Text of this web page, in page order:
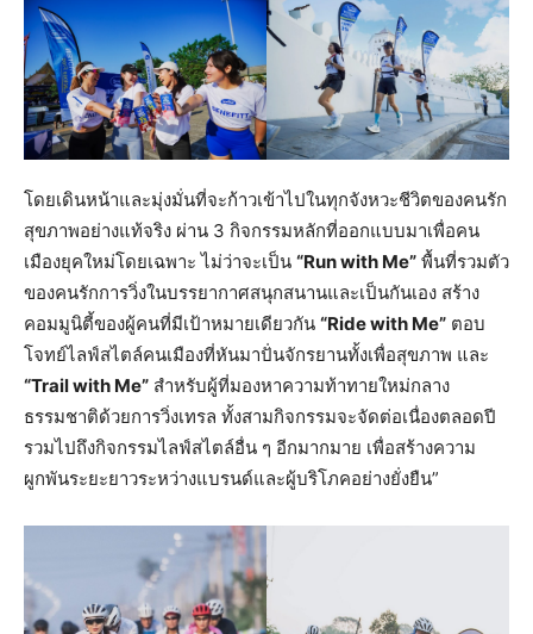
โดยเดินหน้าและมุ่งมั่นที่จะก้าวเข้าไปในทุกจังหวะชีวิตของคนรัก
สุขภาพอย่างแท้จริง ผ่าน 3 กิจกรรมหลักที่ออกแบบมาเพื่อคน
เมืองยุคใหม่โดยเฉพาะ ไม่ว่าจะเป็น “Run with Me” พื้นที่รวมตัว
ของคนรักการวิ่งในบรรยากาศสนุกสนานและเป็นกันเอง สร้าง
คอมมูนิตี้ของผู้คนที่มีเป้าหมายเดียวกัน “Ride with Me” ตอบ
โจทย์ไลฟ์สไตล์คนเมืองที่หันมาปั่นจักรยานทั้งเพื่อสุขภาพ และ
“Trail with Me” สำหรับผู้ที่มองหาความท้าทายใหม่กลาง
ธรรมชาติด้วยการวิ่งเทรล ทั้งสามกิจกรรมจะจัดต่อเนื่องตลอดปี
รวมไปถึงกิจกรรมไลฟ์สไตล์อื่น ๆ อีกมากมาย เพื่อสร้างความ
ผูกพันระยะยาวระหว่างแบรนด์และผู้บริโภคอย่างยั่งยืน”